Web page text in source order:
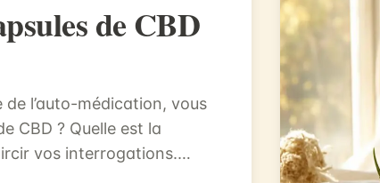
de CBD
de l’auto-médication, vous
CBD ? Quelle est la
vos interrogations.